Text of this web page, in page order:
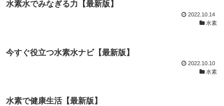
水素水でみなぎる力【最新版】
2022.10.14
水素
今すぐ役立つ水素水ナビ【最新版】
2022.10.10
水素
水素で健康生活【最新版】